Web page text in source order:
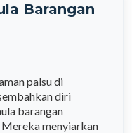
Barangan
palsu di
diri
barangan
menyiarkan